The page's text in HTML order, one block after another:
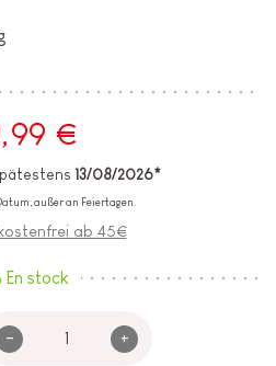
€
13/08/2026*
außer an Feiertagen.
ab 45€
En stock
- +